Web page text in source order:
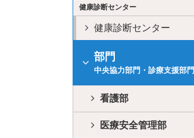
健康診断センター
健康診断センター
部門
中央協力部門・診療支援部門
看護部
医療安全管理部